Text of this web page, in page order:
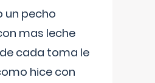
un pecho
mas leche
cada toma le
hice con